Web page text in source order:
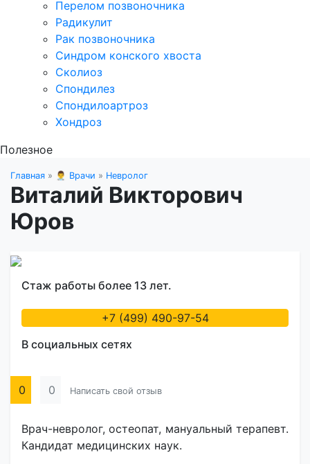
Перелом позвоночника
Радикулит
Рак позвоночника
Синдром конского хвоста
Сколиоз
Спондилез
Спондилоартроз
Хондроз
Полезное
Главная » 👨‍⚕️ Врачи » Невролог
Виталий Викторович
Юров
Стаж работы более 13 лет.
+7 (499) 490-97-54
В социальных сетях
0 0 Написать свой отзыв
Врач-невролог, остеопат, мануальный терапевт.
Кандидат медицинских наук.